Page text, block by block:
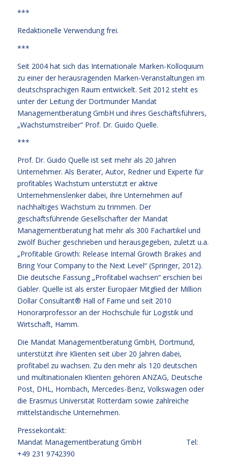
***
Redaktionelle Verwendung frei.
***
Seit 2004 hat sich das Internationale Marken-Kolloquium
zu einer der herausragenden Marken-Veranstaltungen im
deutschsprachigen Raum entwickelt. Seit 2012 steht es
unter der Leitung der Dortmunder Mandat
Managementberatung GmbH und ihres Geschäftsführers,
„Wachstumstreiber“ Prof. Dr. Guido Quelle.
***
Prof. Dr. Guido Quelle ist seit mehr als 20 Jahren
Unternehmer. Als Berater, Autor, Redner und Experte für
profitables Wachstum unterstützt er aktive
Unternehmenslenker dabei, ihre Unternehmen auf
nachhaltiges Wachstum zu trimmen. Der
geschäftsführende Gesellschafter der Mandat
Managementberatung hat mehr als 300 Fachartikel und
zwölf Bücher geschrieben und herausgegeben, zuletzt u.a.
„Profitable Growth: Release Internal Growth Brakes and
Bring Your Company to the Next Level“ (Springer, 2012).
Die deutsche Fassung „Profitabel wachsen“ erschien bei
Gabler. Quelle ist als erster Europäer Mitglied der Million
Dollar Consultant® Hall of Fame und seit 2010
Honorarprofessor an der Hochschule für Logistik und
Wirtschaft, Hamm.
Die Mandat Managementberatung GmbH, Dortmund,
unterstützt ihre Klienten seit über 20 Jahren dabei,
profitabel zu wachsen. Zu den mehr als 120 deutschen
und multinationalen Klienten gehören ANZAG, Deutsche
Post, DHL, Hornbach, Mercedes-Benz, Volkswagen oder
die Erasmus Universität Rotterdam sowie zahlreiche
mittelständische Unternehmen.
Pressekontakt:
Mandat Managementberatung GmbH Tel:
+49 231 9742390